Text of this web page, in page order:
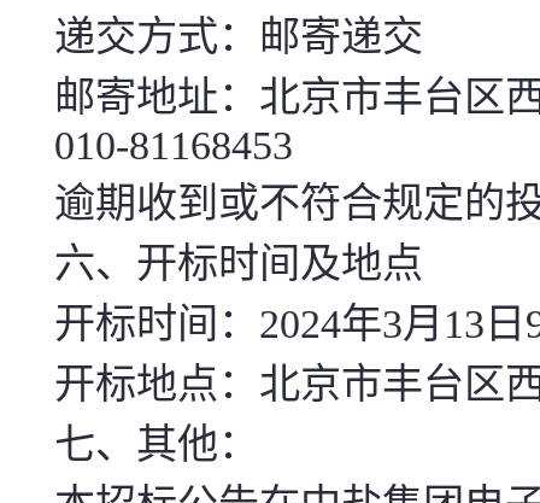
递交方式：邮寄递交
邮寄地址：北京市丰台区
010-81168453
逾期收到或不符合规定的
六、开标时间及地点
开标时间：2024年3月13日
开标地点：北京市丰台区
七、其他：